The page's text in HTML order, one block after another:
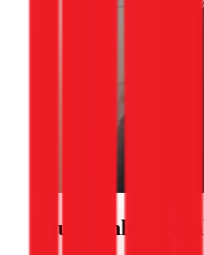
Nguyên nhân